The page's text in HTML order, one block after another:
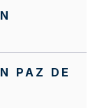
PAZ DE